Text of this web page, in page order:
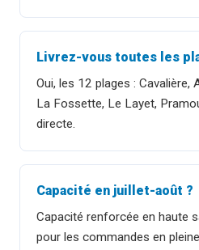
Livrez-vous toutes les
Oui, les 12 plages : Cavalière,
La Fossette, Le Layet,
directe.
Capacité en juillet-août ?
Capacité renforcée en haute
pour les commandes en